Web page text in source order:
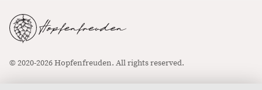
© 2020-2026 Hopfenfreuden. All rights reserved.